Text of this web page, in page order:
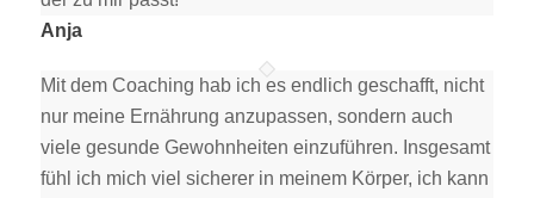
Anja
Mit dem Coaching hab ich es endlich geschafft, nicht
nur meine Ernährung anzupassen, sondern auch
viele gesunde Gewohnheiten einzuführen. Insgesamt
fühl ich mich viel sicherer in meinem Körper, ich kann